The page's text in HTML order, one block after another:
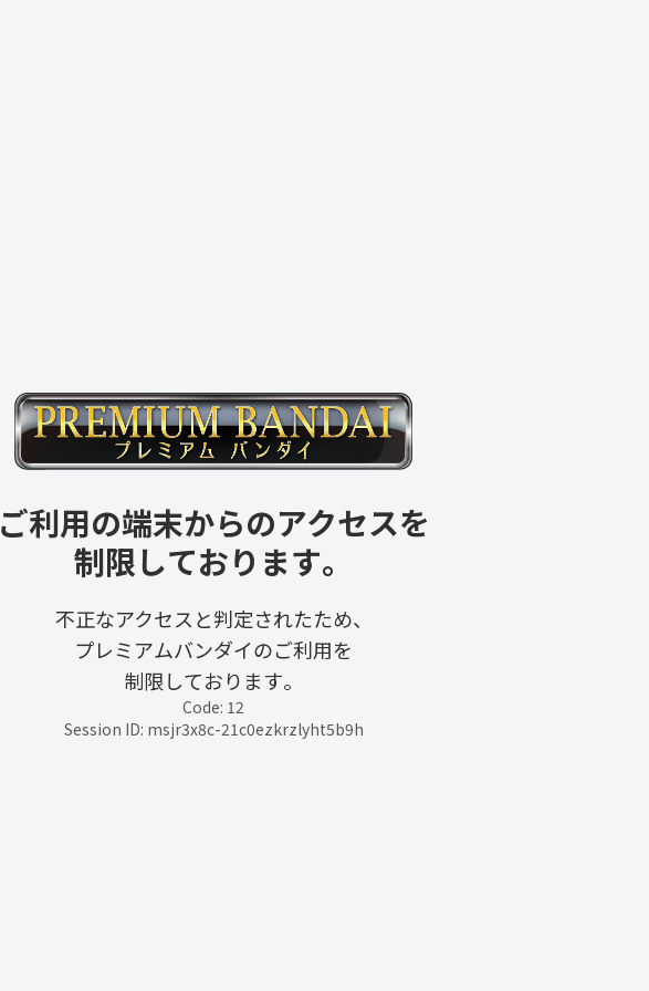
ご利用の端末からのアクセスを
制限しております。
不正なアクセスと判定されたため、
プレミアムバンダイのご利用を
制限しております。
Code: 12
Session ID: msjr3x8c-21c0ezkrzlyht5b9h